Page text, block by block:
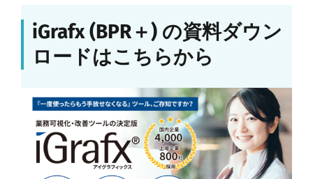
iGrafx (BPR＋) の資料ダウン
ロードはこちらから